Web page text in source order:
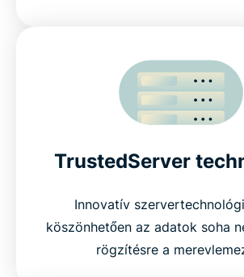
TrustedServer
Innovatív
köszönhetően az adatok soha
rögzítésre a